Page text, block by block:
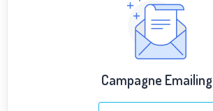
Campagne Emailing